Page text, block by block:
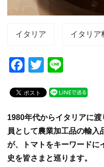
イタリア イタリア
F
c
e
b
o
o
T
tt
er
e
1980年代からイタリアに
員として農業加工品の輸入
が、トマトをキーワードに
史を皆さまと巡ります。